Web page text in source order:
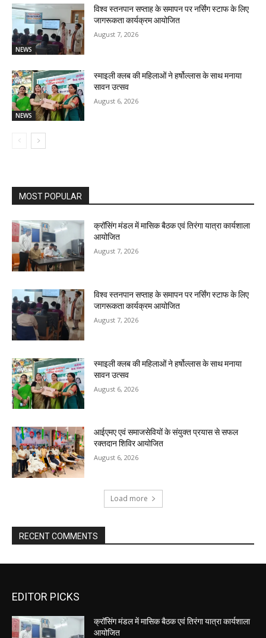
NEWS
विश्व स्तनपान सप्ताह के समापन पर नर्सिंग स्टाफ के लिए
जागरूकता कार्यक्रम आयोजित
August 7, 2026
NEWS
स्माइली क्लब की महिलाओं ने हर्षोल्लास के साथ मनाया
सावन उत्सव
August 6, 2026
MOST POPULAR
क्रॉसिंग मंडल में मासिक बैठक एवं तिरंगा यात्रा कार्यशाला
आयोजित
August 7, 2026
विश्व स्तनपान सप्ताह के समापन पर नर्सिंग स्टाफ के लिए
जागरूकता कार्यक्रम आयोजित
August 7, 2026
स्माइली क्लब की महिलाओं ने हर्षोल्लास के साथ मनाया
सावन उत्सव
August 6, 2026
आईएमए एवं समाजसेवियों के संयुक्त प्रयास से सफल
रक्तदान शिविर आयोजित
August 6, 2026
Load more
RECENT COMMENTS
EDITOR PICKS
क्रॉसिंग मंडल में मासिक बैठक एवं तिरंगा यात्रा कार्यशाला
आयोजित